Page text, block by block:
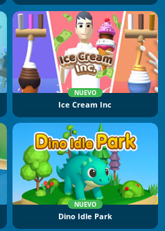
NUEVO
Ice Cream Inc
NUEVO
Dino Idle Park